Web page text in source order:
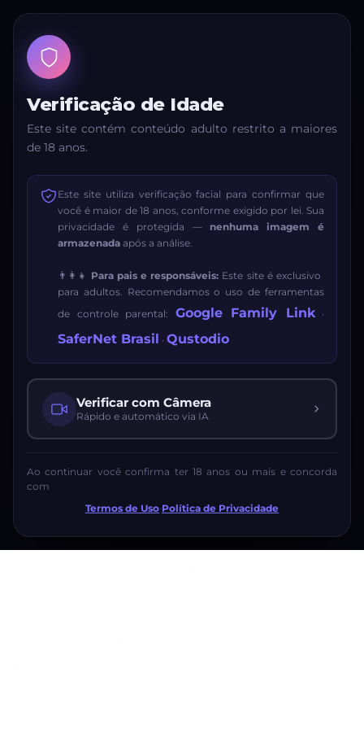
Verificação de Idade
Este site contém conteúdo adulto restrito a maiores
de 18 anos.
Este site utiliza verificação facial para confirmar que
você é maior de 18 anos, conforme exigido por lei. Sua
privacidade é protegida — nenhuma imagem é
armazenada após a análise.
👨‍👩‍👧 Para pais e responsáveis: Este site é exclusivo
para adultos. Recomendamos o uso de ferramentas
de controle parental: Google Family Link·
SaferNet Brasil · Qustodio
Verificar com Câmera
Rápido e automático via IA
Ao continuar você confirma ter 18 anos ou mais e concorda
com
Termos de Uso·Política de Privacidade